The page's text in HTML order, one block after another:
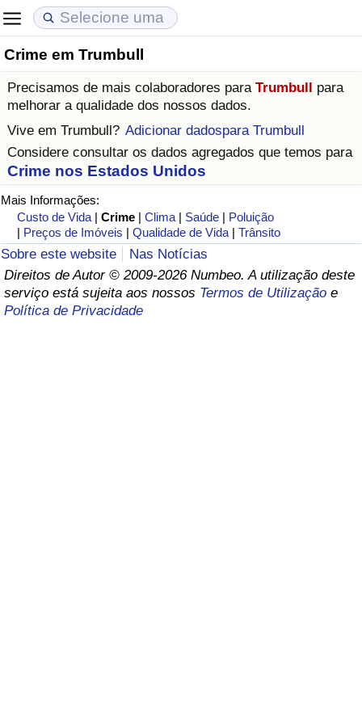
Crime em Trumbull
Precisamos de mais colaboradores para Trumbull para
melhorar a qualidade dos nossos dados.
Vive em Trumbull? Adicionar dadospara Trumbull
Considere consultar os dados agregados que temos para
Crime nos Estados Unidos
Mais Informações:
Custo de Vida |Crime |Clima | Saúde | Poluição
| Preços de Imóveis |Qualidade de Vida |Trânsito
Sobre este website
Nas Notícias
Direitos de Autor © 2009-2026 Numbeo. A utilização deste
serviço está sujeita aos nossos Termos de Utilização e
Política de Privacidade
Custo de Vida
Indicador de Custo de Vida (Atual)
Indicador de Custo de Vida
Indicador de Custo de Vida Por País
em Aqaba
Preços de Imóveis
Indicador de Preços de Imóveis (Atual)
Indicador de Preços de Imóveis
Indicador de Preços de Imóveis por País
Qualidade de Vida
Indicador de Qualidade de Vida
Indicador de Qualidade de Vida (Atual)
Índice de qualidade de vida por país
Crime
Taxa do Indicador de Crime (Atual)
Indicador de Crime